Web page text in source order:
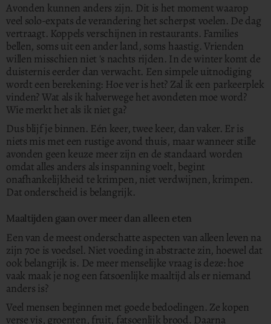
Avonden kunnen anders zijn. Dit is het moment waarop
veel solo-expats de verandering het scherpst voelen. De dag
vertraagt. Koppels verschijnen in restaurants. Families
bellen, soms uit een ander land, soms haastig. Vrienden
willen misschien niet 's nachts rijden. In de winter komt de
duisternis eerder dan verwacht. Een simpele uitnodiging
wordt een berekening: Hoe ver is het? Zal ik een parkeerplek
vinden? Wat als ik halverwege het avondeten moe word?
Wie merkt het als ik niet ga?
Dus blijf je binnen. Eén keer, twee keer, dan vaker. Er is
niets mis met een rustige avond thuis, maar wanneer stille
avonden geen keuze meer zijn en de standaard worden
omdat alles anders als inspanning voelt, begint
onafhankelijkheid te krimpen, niet verdwijnen, krimpen.
Dat onderscheid is belangrijk.
Maaltijden gaan over meer dan alleen eten
Een van de meest onderschatte aspecten van alleen leven na
zijn 70e is voedsel. Niet voeding in abstracte zin, hoewel dat
ook belangrijk is. De meer menselijke vraag is deze: hoe
vaak maak je nog een fatsoenlijke maaltijd als er niemand
anders is?
Veel mensen beginnen met goede bedoelingen. Ze kopen
verse vis, groenten, fruit, fatsoenlijk brood. Daarna